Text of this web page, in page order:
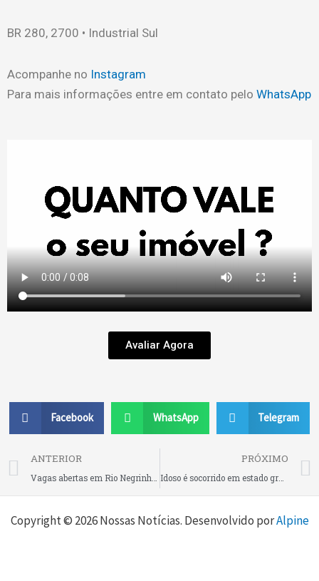
BR 280, 2700 • Industrial Sul
Acompanhe no Instagram
Para mais informações entre em contato pelo WhatsApp
Avaliar Agora
Facebook WhatsApp Telegram
Prev
ANTERIOR PRÓXIMO
Idoso é socorrido em estado grave após ser atropelado nas “27 Curvas”, em São Bento do Sul
Copyright © 2026 Nossas Notícias. Desenvolvido porAlpine